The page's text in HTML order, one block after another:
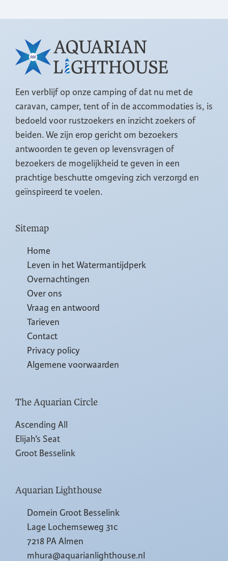
Een verblijf op onze camping of dat nu met de
caravan, camper, tent of in de accommodaties is, is
bedoeld voor rustzoekers en inzicht zoekers of
beiden. We zijn erop gericht om bezoekers
antwoorden te geven op levensvragen of
bezoekers de mogelijkheid te geven in een
prachtige beschutte omgeving zich verzorgd en
geïnspireerd te voelen.
Sitemap
Home
Leven in het Watermantijdperk
Overnachtingen
Over ons
Vraag en antwoord
Tarieven
Contact
Privacy policy
Algemene voorwaarden
The Aquarian Circle
Ascending All
Elijah’s Seat
Groot Besselink
Aquarian Lighthouse
Domein Groot Besselink
Lage Lochemseweg 31c
7218 PA Almen
mhura@aquarianlighthouse.nl